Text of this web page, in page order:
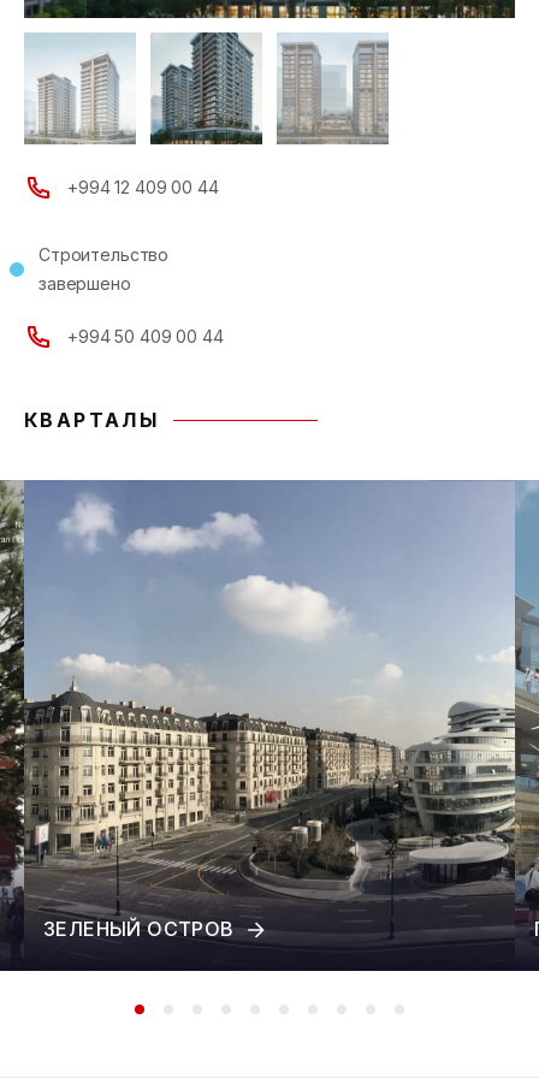
+994 12 409 00 44
Строительство
завершено
+994 50 409 00 44
КВАРТАЛЫ
ЗЕЛЕНЫЙ ОСТРОВ